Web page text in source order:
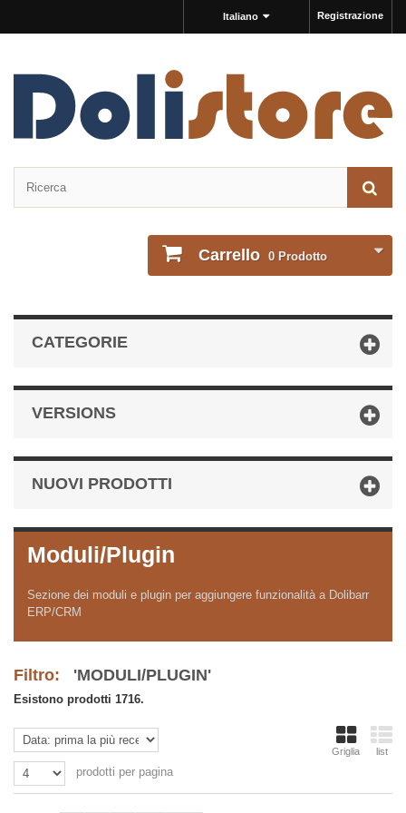
Registrazione
Italiano
Carrello 0 Prodotto
CATEGORIE
VERSIONS
NUOVI PRODOTTI
Moduli/Plugin
Sezione dei moduli e plugin per aggiungere funzionalità a Dolibarr
ERP/CRM
Filtro: 'MODULI/PLUGIN'
Esistono prodotti 1716.
Griglia list
prodotti per pagina